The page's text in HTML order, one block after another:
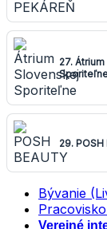
27.
29. POSH
Bývanie
Verejné